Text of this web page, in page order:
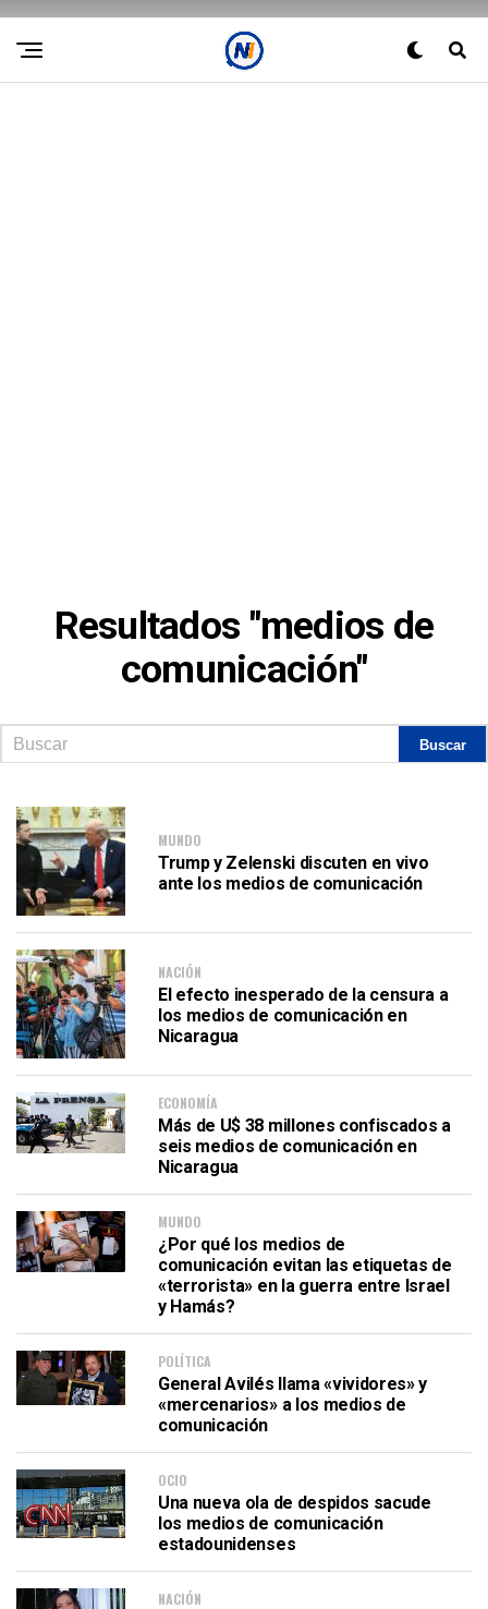
Resultados "medios de
comunicación"
MUNDO
Trump y Zelenski discuten en vivo
ante los medios de comunicación
NACIÓN
El efecto inesperado de la censura a
los medios de comunicación en
Nicaragua
ECONOMÍA
Más de U$ 38 millones confiscados a
seis medios de comunicación en
Nicaragua
MUNDO
¿Por qué los medios de
comunicación evitan las etiquetas de
«terrorista» en la guerra entre Israel
y Hamás?
POLÍTICA
General Avilés llama «vividores» y
«mercenarios» a los medios de
comunicación
OCIO
Una nueva ola de despidos sacude
los medios de comunicación
estadounidenses
NACIÓN